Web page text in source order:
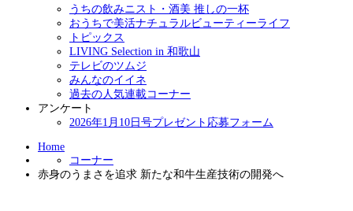
うちの飲みニスト・酒美 推しの一杯
おうちで美活ナチュラルビューティーライフ
トピックス
LIVING Selection in 和歌山
テレビのツムジ
みんなのイイネ
過去の人気連載コーナー
アンケート
2026年1月10日号プレゼント応募フォーム
Home
コーナー
赤身のうまさを追求 新たな和牛生産技術の開発へ